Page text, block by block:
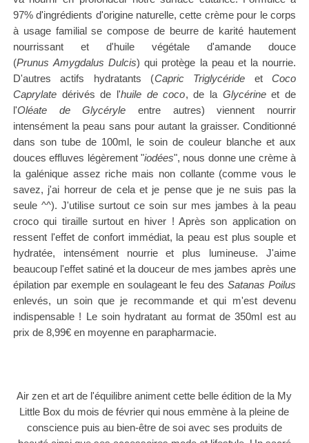
97% d'ingrédients d'origine naturelle, cette crème pour le corps
à usage familial se compose de beurre de karité hautement
nourrissant et d'huile végétale d'amande douce
(PrunusAmygdalus Dulcis) qui protège la peau et la nourrie.
D'autres actifs hydratants (Capric Triglycéride etCoco
Caprylatedérivés de l'huile de coco, de la Glycérineet de
l'Oléate de Glycéryle entre autres) viennent nourrir
intensément la peau sans pour autant la graisser. Conditionné
dans son tube de 100ml, le soin de couleur blanche et aux
douces effluves légèrement "iodées", nous donne une crème à
la galénique assez riche mais non collante (comme vous le
savez, j'ai horreur de cela et je pense que je ne suis pas la
seule ^^). J'utilise surtout ce soin sur mes jambes à la peau
croco qui tiraille surtout en hiver ! Après son application on
ressent l'effet de confort immédiat, la peau est plus souple et
hydratée, intensément nourrie et plus lumineuse. J'aime
beaucoup l'effet satiné et la douceur de mes jambes après une
épilation par exemple en soulageant le feu desSatanas Poilus
enlevés, un soin que je recommande et qui m'est devenu
indispensable ! Le soin hydratant au format de 350ml est au
prix de 8,99€ en moyenne en parapharmacie.
Air zen et art de l'équilibre animent cette belle édition de la My
Little Box du mois de février qui nous emmène à la pleine de
conscience puis au bien-être de soi avec ses produits de